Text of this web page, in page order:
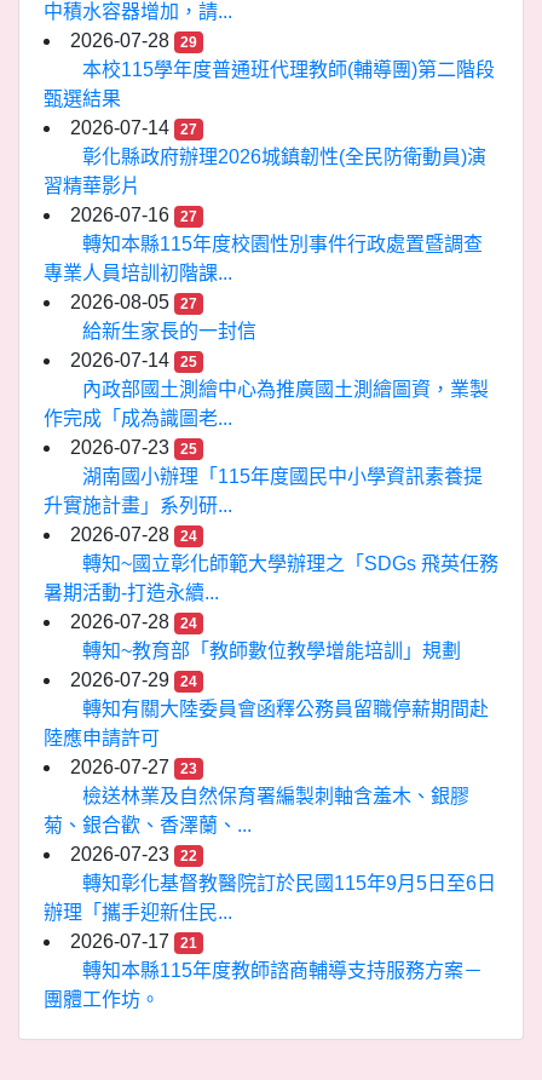
中積水容器增加，請...
2026-07-28
29
本校115學年度普通班代理教師(輔導團)第二階段
甄選結果
2026-07-14
27
彰化縣政府辦理2026城鎮韌性(全民防衛動員)演
習精華影片
2026-07-16
27
轉知本縣115年度校園性別事件行政處置暨調查
專業人員培訓初階課...
2026-08-05
27
給新生家長的一封信
2026-07-14
25
內政部國土測繪中心為推廣國土測繪圖資，業製
作完成「成為識圖老...
2026-07-23
25
湖南國小辦理「115年度國民中小學資訊素養提
升實施計畫」系列研...
2026-07-28
24
轉知~國立彰化師範大學辦理之「SDGs 飛英任務
暑期活動-打造永續...
2026-07-28
24
轉知~教育部「教師數位教學增能培訓」規劃
2026-07-29
24
轉知有關大陸委員會函釋公務員留職停薪期間赴
陸應申請許可
2026-07-27
23
檢送林業及自然保育署編製刺軸含羞木、銀膠
菊、銀合歡、香澤蘭、...
2026-07-23
22
轉知彰化基督教醫院訂於民國115年9月5日至6日
辦理「攜手迎新住民...
2026-07-17
21
轉知本縣115年度教師諮商輔導支持服務方案－
團體工作坊。